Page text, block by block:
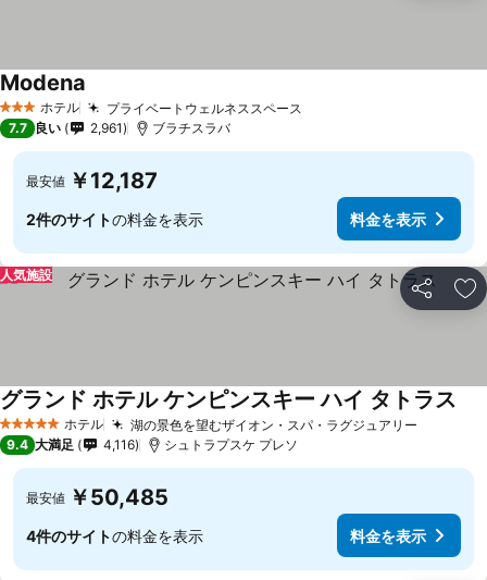
3 ホテルのランク
ホテル プライベートウェルネススペース
Modena
7.7 良い 2,961 ブラチスラバ
最安値 ￥12,187
2件のサイトの料金を表示 料金を表示
シェア お
人気施設
5 ホテルのランク
ホテル 湖の景色を望むザイオン・スパ・ラグジュアリー
グランド ホテル ケンピンスキー ハイ タトラス
9.4 大満足 4,116 シュトラプスケ プレソ
最安値 ￥50,485
4件のサイトの料金を表示 料金を表示